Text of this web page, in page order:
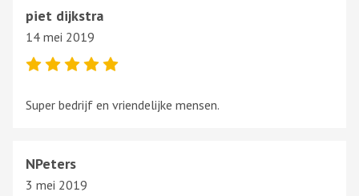
piet dijkstra
14 mei 2019
Super bedrijf en vriendelijke mensen.
NPeters
3 mei 2019